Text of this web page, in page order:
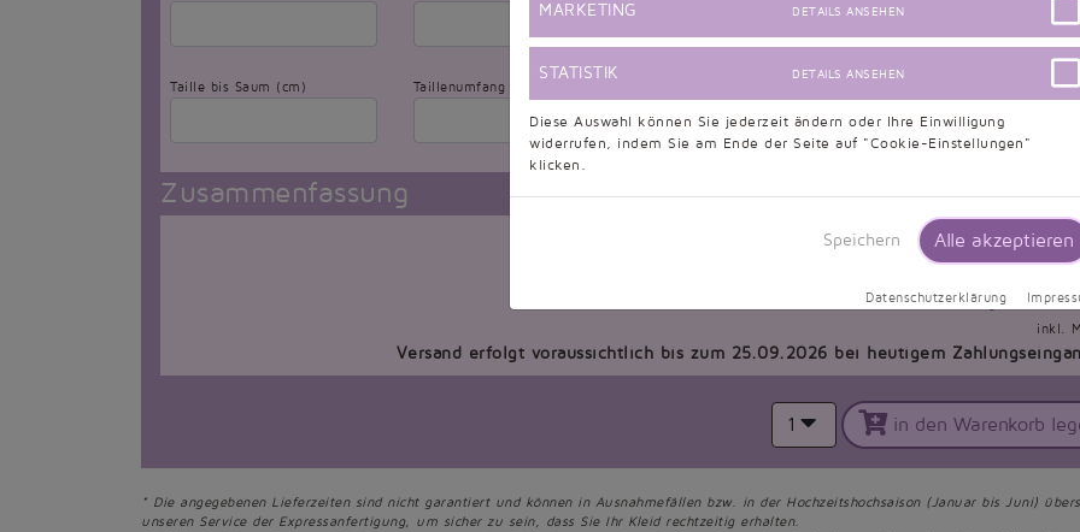
Taille bis Saum (cm) Taillenumfang (cm)
Zusammenfassung
Gesamtpreis:549,99
zzgl.
inkl.
Versand erfolgt voraussichtlich bis zum 25.09.2026 bei heutigem
1 in den Warenkorb
* Die angegebenen Lieferzeiten sind nicht garantiert und können in Ausnahmefällen bzw. in der Hochzeitshochsaison (Januar bis Juni)
unseren Service der Expressanfertigung, um sicher zu sein, dass Sie Ihr Kleid rechtzeitig erhalten.
MARKETING DETAILS ANSEHEN
STATISTIK DETAILS ANSEHEN
Diese Auswahl können Sie jederzeit ändern oder Ihre Einwilligung
widerrufen, indem Sie am Ende der Seite auf "Cookie-Einstellungen"
klicken.
Speichern Alle akzeptieren
Datenschutzerklärung